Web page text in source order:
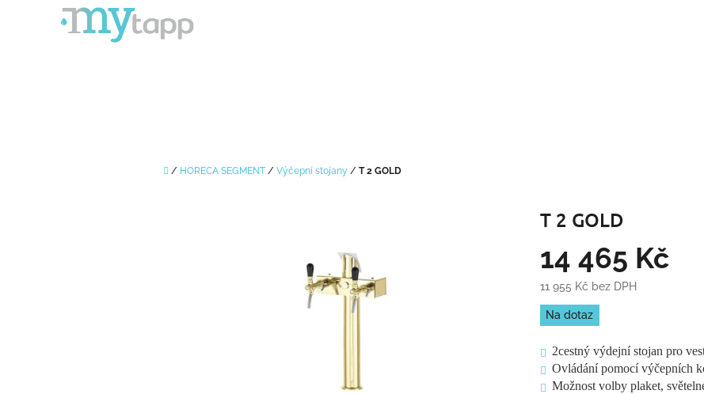
Domů
/ HORECA SEGMENT / Výčepní stojany / T 2 GOLD
T 2 GOLD
14 465 Kč
11 955 Kč bez DPH
Měrná
cena:
Na dotaz
2cestný výdejní stojan pro
Ovládání pomocí výčepních
Možnost volby plaket,